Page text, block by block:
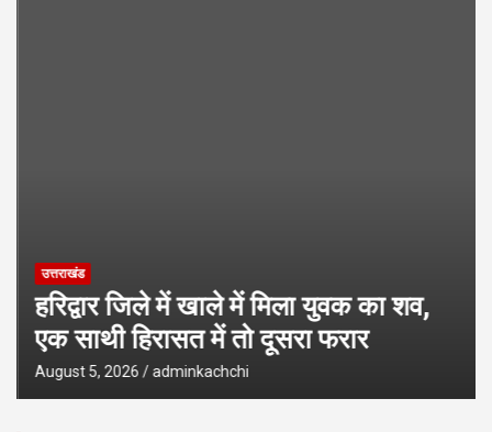
उत्तराखंड
हरिद्वार जिले में खाले में मिला युवक का शव,
एक साथी हिरासत में तो दूसरा फरार
August 5, 2026 adminkachchi